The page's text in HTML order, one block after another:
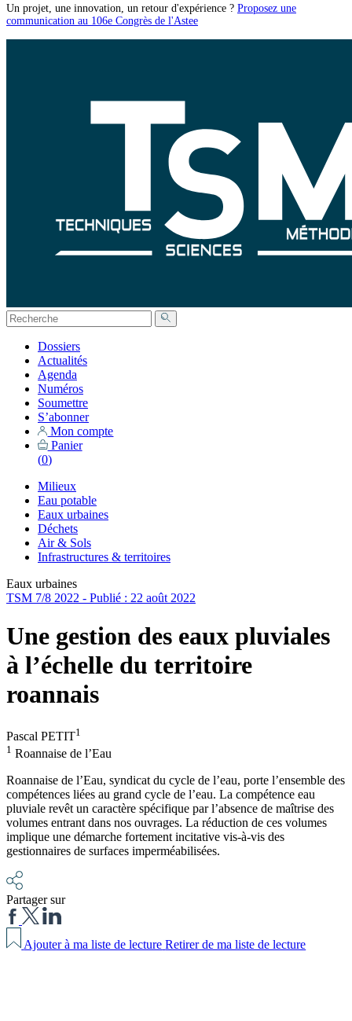
Un projet, une innovation, un retour d'expérience ? Proposez une
communication au 106e Congrès de l'Astee
Dossiers
Actualités
Agenda
Numéros
Soumettre
S’abonner
Mon compte
Panier
(0)
Milieux
Eau potable
Eaux urbaines
Déchets
Air & Sols
Infrastructures & territoires
Eaux urbaines
TSM 7/8 2022 - Publié : 22 août 2022
Une gestion des eaux pluviales
à l’échelle du territoire
roannais
Pascal PETIT1
1 Roannaise de l’Eau
Roannaise de l’Eau, syndicat du cycle de l’eau, porte l’ensemble des
compétences liées au grand cycle de l’eau. La compétence eau
pluviale revêt un caractère spécifique par l’absence de maîtrise des
volumes entrant dans nos ouvrages. La réduction de ces volumes
implique une démarche fortement incitative vis-à-vis des
gestionnaires de surfaces imperméabilisées.
Partager sur
Ajouter à ma liste de lecture Retirer de ma liste de lecture